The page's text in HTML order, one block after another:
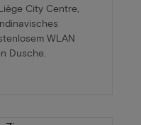
City Centre,
WLAN
Dusche.